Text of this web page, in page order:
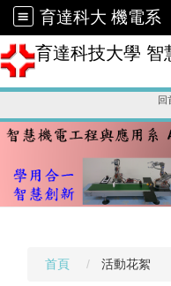
育達科大 機電系
育達科技大學 智
回
首頁 活動花絮